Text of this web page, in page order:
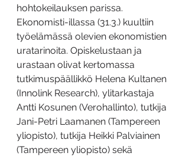
hohtokeilauksen parissa.
Ekonomisti-illassa (31.3.) kuultiin
työelämässä olevien ekonomistien
uratarinoita. Opiskelustaan ja
urastaan olivat kertomassa
tutkimuspäällikkö Helena Kultanen
(Innolink Research), ylitarkastaja
Antti Kosunen (Verohallinto), tutkija
Jani-Petri Laamanen (Tampereen
yliopisto), tutkija Heikki Palviainen
(Tampereen yliopisto) sekä